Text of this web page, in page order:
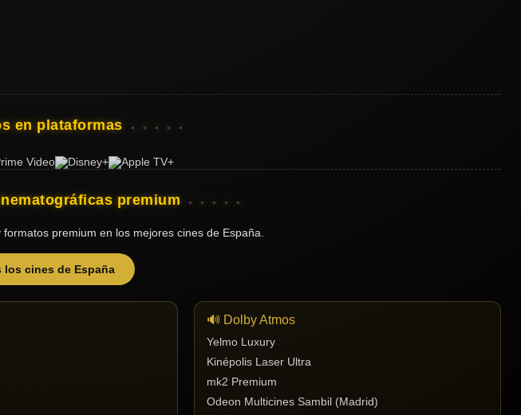
en plataformas
premium
premium en los mejores cines de España.
los cines de España
🔊 Dolby Atmos
Yelmo Luxury
Kinépolis Laser Ultra
mk2 Premium
Odeon Multicines Sambil (Madrid)